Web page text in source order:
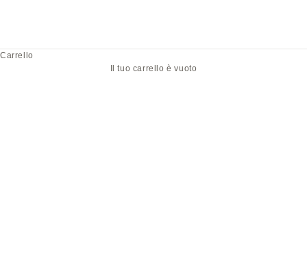
Carrello
Il tuo carrello è vuoto